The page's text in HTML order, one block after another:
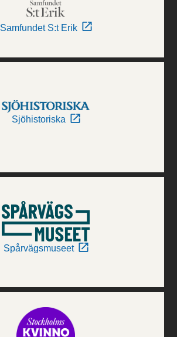
Samfundet S:t Erik
Sjöhistoriska
Spårvägsmuseet